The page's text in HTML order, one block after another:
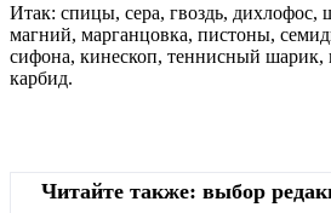
Итак: спицы, сера, гвоздь, дихлофос,
магний, марганцовка, пистоны,
сифона, кинескоп, теннисный шарик,
карбид.
Читайте также: выбор